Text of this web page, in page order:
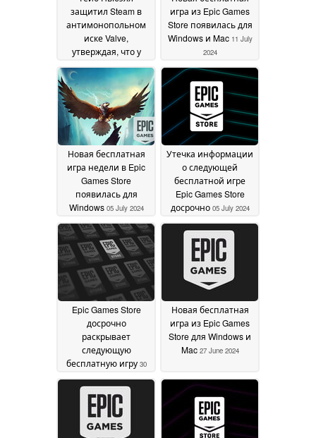
защитил Steam в
антимонопольном
иске Valve,
утверждая, что у
геймеров есть выбор
02 June 2026
игра из Epic Games
Store появилась для
Windows и Mac 11 July
2024
Новая бесплатная
игра недели в Epic
Games Store
появилась для
Windows 05 July 2024
Утечка информации
о следующей
бесплатной игре
Epic Games Store
досрочно 05 July 2024
Epic Games Store
досрочно
раскрывает
следующую
бесплатную игру 30
June 2024
Новая бесплатная
игра из Epic Games
Store для Windows и
Mac 27 June 2024